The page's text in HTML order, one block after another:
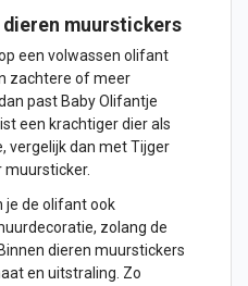
muurstickers
een volwassen olifant
zachtere of meer
past Baby Olifantje
een krachtiger dier als
vergelijk dan metTijger
muursticker.
je de olifant ook
zolang de
dieren muurstickers
en uitstraling. Zo